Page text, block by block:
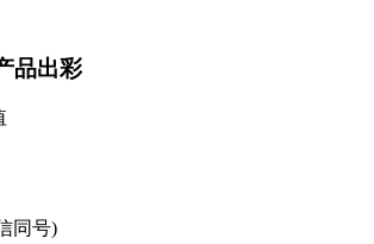
品出彩
同号)